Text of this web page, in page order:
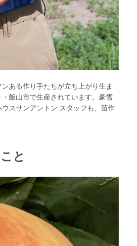
ある作り手たちが立ち上がり生ま
飯山市で生産されています。豪雪
スサンアントン スタッフも、苗作
と